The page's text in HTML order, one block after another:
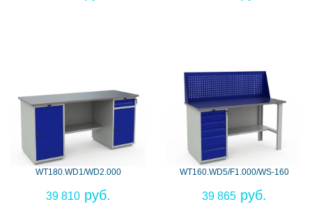
WT180.WD1/WD2.000
39 810
WT160.WD5/F1.000/WS-160
39 865